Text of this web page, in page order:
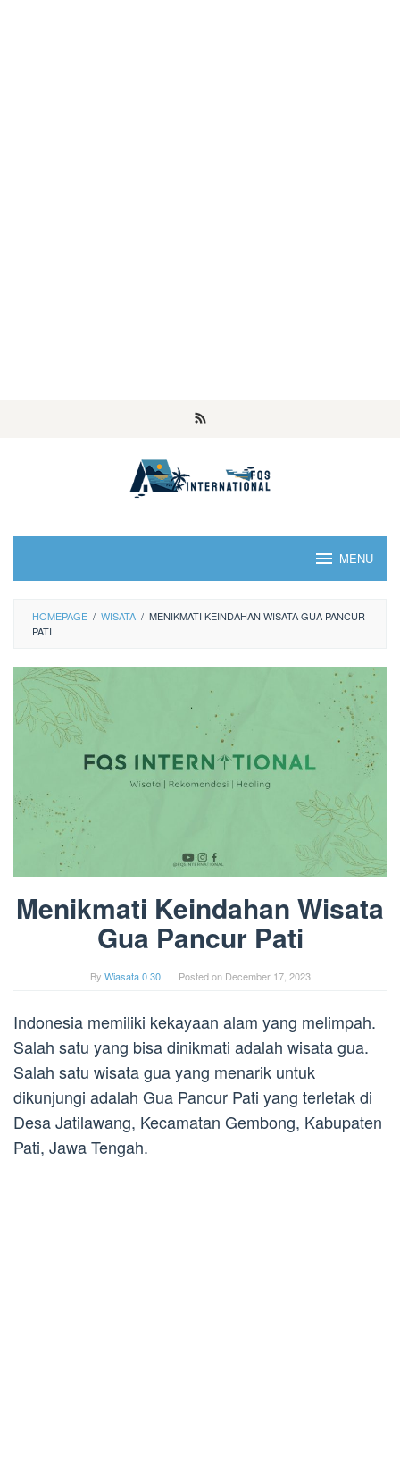
MENU
HOMEPAGE / WISATA / MENIKMATI KEINDAHAN WISATA GUA PANCUR
PATI
Menikmati Keindahan Wisata
Gua Pancur Pati
By Wiasata 0 30 Posted on December 17, 2023
Indonesia memiliki kekayaan alam yang melimpah.
Salah satu yang bisa dinikmati adalah wisata gua.
Salah satu wisata gua yang menarik untuk
dikunjungi adalah Gua Pancur Pati yang terletak di
Desa Jatilawang, Kecamatan Gembong, Kabupaten
Pati, Jawa Tengah.